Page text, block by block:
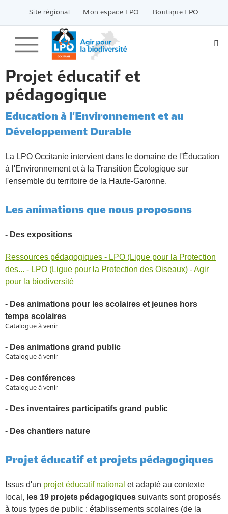
contenu
Site régional Mon espace LPO Boutique LPO
Projet éducatif et
pédagogique
Education à l'Environnement et au
Développement Durable
La LPO Occitanie intervient dans le domaine de l'Éducation
à l'Environnement et à la Transition Écologique sur
l'ensemble du territoire de la Haute-Garonne.
Les animations que nous proposons
- Des expositions
Ressources pédagogiques - LPO (Ligue pour la Protection
des... - LPO (Ligue pour la Protection des Oiseaux) - Agir
pour la biodiversité
- Des animations pour les scolaires et jeunes hors
temps scolaires
Catalogue à venir
- Des animations grand public
Catalogue à venir
- Des conférences
Catalogue à venir
- Des inventaires participatifs grand public
- Des chantiers nature
Projet éducatif et projets pédagogiques
Issus d'un projet éducatif national et adapté au contexte
local, les 19 projets pédagogiques suivants sont proposés
à tous types de public : établissements scolaires (de la